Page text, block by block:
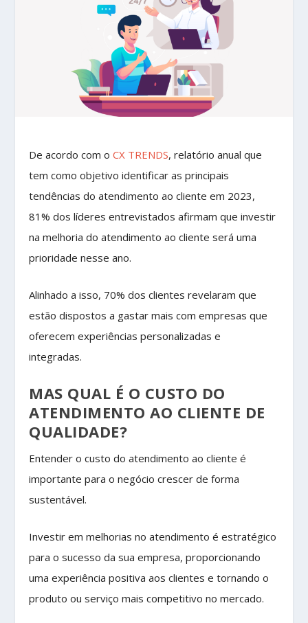
De acordo com oCX TRENDS, relatório anual que
tem como objetivo identificar as principais
tendências do atendimento ao cliente em 2023,
81% dos líderes entrevistados afirmam que investir
na melhoria do atendimento ao cliente será uma
prioridade nesse ano.
Alinhado a isso, 70% dos clientes revelaram que
estão dispostos a gastar mais com empresas que
oferecem experiências personalizadas e
integradas.
MAS QUAL É O CUSTO DO
ATENDIMENTO AO CLIENTE DE
QUALIDADE?
Entender o custo do atendimento ao cliente é
importante para o negócio crescer de forma
sustentável.
Investir em melhorias no atendimento é estratégico
para o sucesso da sua empresa, proporcionando
uma experiência positiva aos clientes e tornando o
produto ou serviço mais competitivo no mercado.